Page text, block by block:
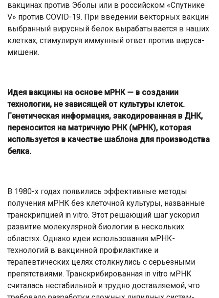
вакцинах против Эболы или в российском «Спутнике
V» против COVID-19. При введении векторных вакцин
выбранный вирусный белок вырабатывается в наших
клетках, стимулируя иммунный ответ против вируса-
мишени.
Идея вакцины на основе мРНК — в создании
технологии, не зависящей от культуры клеток.
Генетическая информация, закодированная в ДНК,
переносится на матричную РНК (мРНК), которая
используется в качестве шаблона для производства
белка.
В 1980-х годах появились эффективные методы
получения мРНК без клеточной культуры, названные
транскрипцией in vitro. Этот решающий шаг ускорил
развитие молекулярной биологии в нескольких
областях. Однако идеи использования мРНК-
технологий в вакцинной профилактике и
терапевтических целях столкнулись с серьезными
препятствиями. Транскрибированная in vitro мРНК
считалась нестабильной и трудно доставляемой, что